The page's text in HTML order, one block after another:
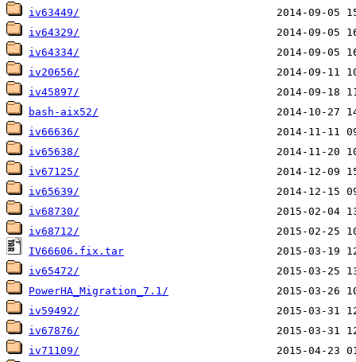
iv63449/
iv64329/
iv64334/
iv20656/
iv45897/
bash-aix52/
iv66636/
iv65638/
iv67125/
iv65639/
iv68730/
iv68712/
IV66606.fix.tar
iv65472/
PowerHA_Migration_7.1/
iv59492/
iv67876/
iv71109/